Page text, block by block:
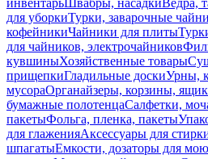
инвентарьШвабры, насадкиВедра,
для уборкиТурки, заварочные
кофейникиЧайники для плиты
для чайников, электрочайников
кувшиныХозяйственные товары
прищепкиГладильные доскиУрны,
мусораОрганайзеры, корзины,
бумажные полотенцаСалфетки,
пакетыФольга, пленка, пакеты
для глаженияАксессуары для
шпагатыЕмкости, дозаторы для